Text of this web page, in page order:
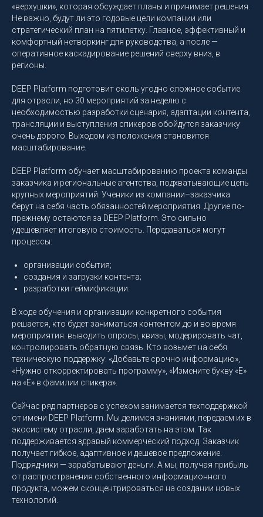
«верхушки», которая обсуждает планы и принимает решения.
Не важно, будут ли это годовые цели компании или
стратегический план на пятилетку. Главное, эффективный и
комфортный нетворкинг для руководства, а после —
оперативное каскадирование решений сверху вниз, в
регионы.
DEEP Platform подготовит сколь угодно сложное событие
для отрасли, но 30 мероприятий за неделю с
необходимостью разработки сценария, адаптации контента,
трансляции и выступления спикеров обойдутся заказчику
очень дорого. Выходом из положения становится
масштабирование.
DEEP Platform обучает масштабированию проекта команды
заказчика и региональные агентства, подхватывающие цепь
крупных мероприятий. Ученики из компании–заказчика
берут на себя часть обязанностей мероприятия. Другие по-
прежнему остаются за DEEP Platform. Это сильно
удешевляет итоговую стоимость. Передаваться могут
процессы:
организации события;
создания и загрузки контента;
разработки геймификации.
В ходе обучения и организации конкретного события
решается, кто будет заниматься контентом до и во время
мероприятия: выводить опросы, квизы, модерировать чат,
контролировать обратную связь. Кто возьмет на себя
техническую поддержку: «Добавьте срочно информацию»,
«Нужно откорректировать программу», «Измените букву «Е»
на «Ё» в фамилии спикера».
Сейчас ряд партнеров с успехом занимается техподдержкой
от имени DEEP Platform. Мы делимся знаниями, передаем их в
экосистему отрасли, даем заработать на этом. Так
поддерживается здравый коммерческий подход. Заказчик
получает гибкое, адаптивное и дешевое предложение.
Подрядчики — зарабатывают деньги. А мы, получая прибыль
от распространения собственного информационного
продукта, можем сконцентрироваться на создании новых
технологий.